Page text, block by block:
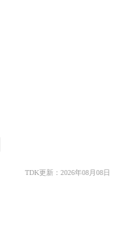
TDK更新：2026年08月08日